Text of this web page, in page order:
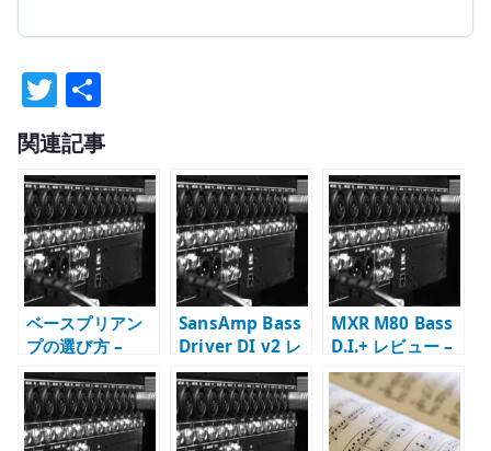
T
w
it
te
r
有
関連記事
ベースプリアン
プの選び方 –
DI、EQ、歪み、
アンプシミュレ
ーションを分け
る
SansAmp Bass
Driver DI v2 レ
ビュー –
Blend、Mid
Shift、3 系統出
力の使い方
MXR M80 Bass
D.I.+ レビュー –
Clean、Color、
Distortion の使
い分け